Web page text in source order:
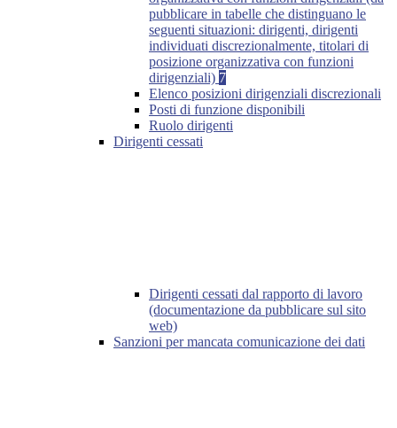
pubblicare in tabelle che distinguano le
seguenti situazioni: dirigenti, dirigenti
individuati discrezionalmente, titolari di
posizione organizzativa con funzioni
dirigenziali) 7
Elenco posizioni dirigenziali discrezionali
Posti di funzione disponibili
Ruolo dirigenti
Dirigenti cessati
Dirigenti cessati dal rapporto di lavoro
(documentazione da pubblicare sul sito
web)
Sanzioni per mancata comunicazione dei dati